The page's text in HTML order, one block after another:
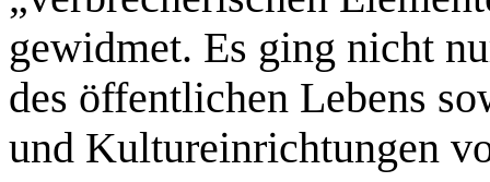
gewidmet. Es ging nicht
des öffentlichen Lebens
und Kultureinrichtungen